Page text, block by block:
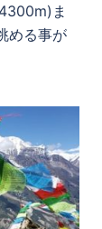
ま
める事が